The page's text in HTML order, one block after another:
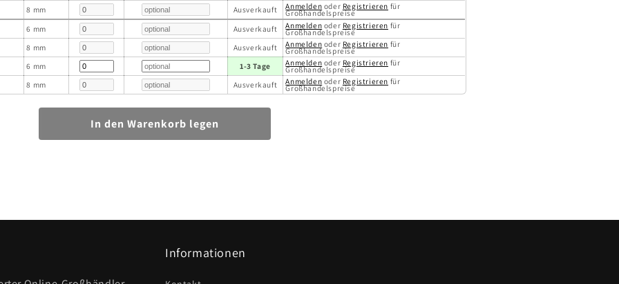
8 mm Ausverkauft Anmelden oder Registrieren für
Großhandelspreise
6 mm Ausverkauft Anmelden oder Registrieren für
Großhandelspreise
8 mm Ausverkauft Anmelden oder Registrieren für
Großhandelspreise
6 mm 1-3 Tage Anmelden oder Registrieren für
Großhandelspreise
8 mm Ausverkauft Anmelden oder Registrieren für
Großhandelspreise
Informationen